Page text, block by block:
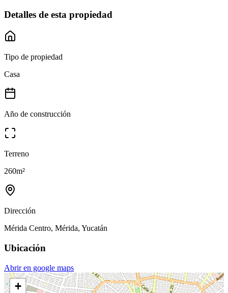
Detalles de esta propiedad
Tipo de propiedad
Casa
Año de construcción
Terreno
260m²
Dirección
Mérida Centro, Mérida, Yucatán
Ubicación
Abrir en google maps
+